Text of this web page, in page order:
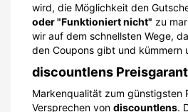
wird, die Möglichkeit den
oder "Funktioniert nicht" zu
wir auf dem schnellsten Wege,
den Coupons gibt und kümmern
discountlens
Markenqualität zum günstigsten
Versprechen von discountlens.